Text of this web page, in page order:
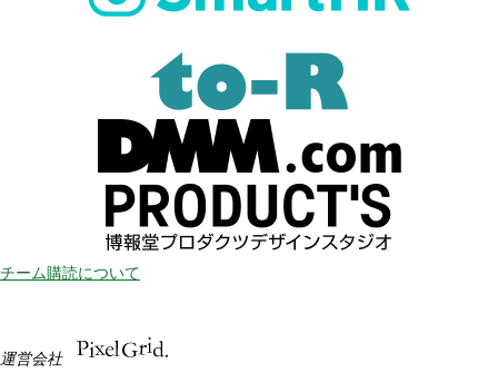
チーム購読について
運営会社